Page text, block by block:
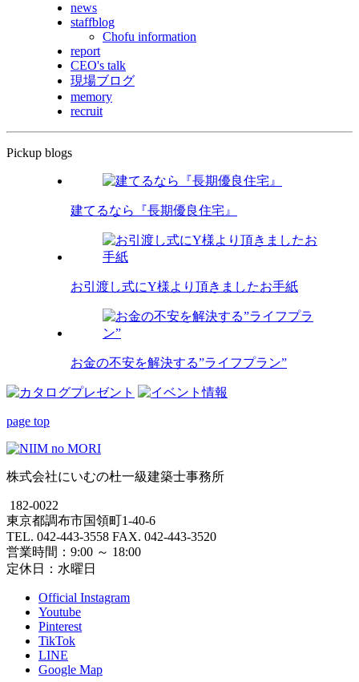
news
staffblog
Chofu information
report
CEO's talk
現場ブログ
memory
recruit
Pickup blogs
建てるなら『長期優良住宅』
お引渡し式にY様より頂きましたお手紙
お金の不安を解決する”ライフプラン”
page top
株式会社にいむの杜一級建築士事務所
182-0022
東京都調布市国領町1-40-6
TEL. 042-443-3558 FAX. 042-443-3520
営業時間：9:00 ～ 18:00
定休日：水曜日
Official Instagram
Youtube
Pinterest
TikTok
LINE
Google Map